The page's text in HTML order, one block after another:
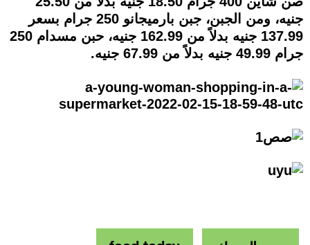
جنيه، ومن الجبن، جبن بارميجانو 250 جرام بسعر
137.99 جنيه بدلاً من 162.99 جنيه، حبن مسدام 250
جرام 49.99 جنيه بدلاً من 67.99 جنيه.